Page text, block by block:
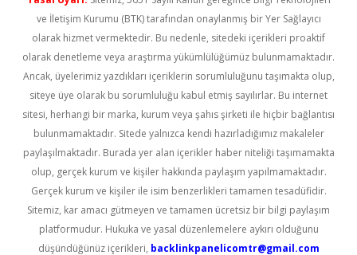
ve İletişim Kurumu (BTK) tarafından onaylanmış bir Yer Sağlayıcı
olarak hizmet vermektedir. Bu nedenle, sitedeki içerikleri proaktif
olarak denetleme veya araştırma yükümlülüğümüz bulunmamaktadır.
Ancak, üyelerimiz yazdıkları içeriklerin sorumluluğunu taşımakta olup,
siteye üye olarak bu sorumluluğu kabul etmiş sayılırlar. Bu internet
sitesi, herhangi bir marka, kurum veya şahıs şirketi ile hiçbir bağlantısı
bulunmamaktadır. Sitede yalnızca kendi hazırladığımız makaleler
paylaşılmaktadır. Burada yer alan içerikler haber niteliği taşımamakta
olup, gerçek kurum ve kişiler hakkında paylaşım yapılmamaktadır.
Gerçek kurum ve kişiler ile isim benzerlikleri tamamen tesadüfidir.
Sitemiz, kar amacı gütmeyen ve tamamen ücretsiz bir bilgi paylaşım
platformudur. Hukuka ve yasal düzenlemelere aykırı olduğunu
düşündüğünüz içerikleri, backlinkpanelicomtr@gmail.com